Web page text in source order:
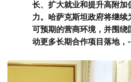
长、扩大就业和提升高附加
力。哈萨克斯坦政府将继续
可预期的营商环境，并围
动更多长期合作项目落地，-